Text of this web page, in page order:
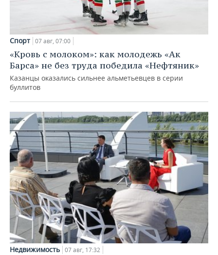
Спорт 07 авг, 07:00
«Кровь с молоком»: как молодежь «Ак
Барса» не без труда победила «Нефтяник»
Казанцы оказались сильнее альметьевцев в серии
буллитов
Недвижимость 07 авг, 17:32